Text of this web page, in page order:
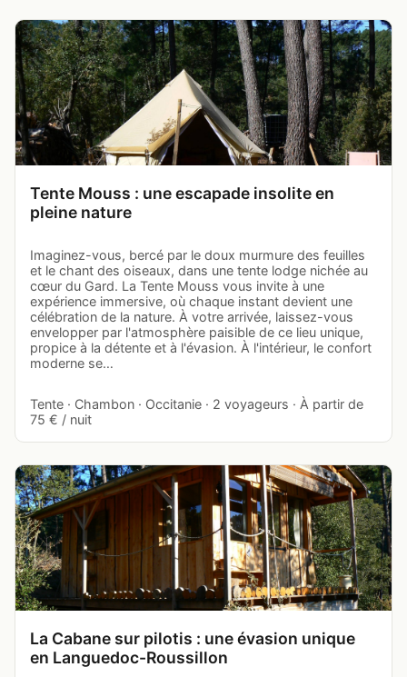
Tente Mouss : une escapade insolite en
pleine nature
Imaginez-vous, bercé par le doux murmure des feuilles
et le chant des oiseaux, dans une tente lodge nichée au
cœur du Gard. La Tente Mouss vous invite à une
expérience immersive, où chaque instant devient une
célébration de la nature. À votre arrivée, laissez-vous
envelopper par l'atmosphère paisible de ce lieu unique,
propice à la détente et à l'évasion. À l'intérieur, le confort
moderne se…
Tente · Chambon · Occitanie · 2 voyageurs · À partir de
75 € / nuit
La Cabane sur pilotis : une évasion unique
en Languedoc-Roussillon